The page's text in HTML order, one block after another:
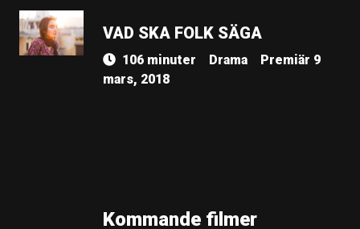
VAD SKA FOLK SÄGA
106 minuter Drama
Premiär 9
mars, 2018
Kommande filmer